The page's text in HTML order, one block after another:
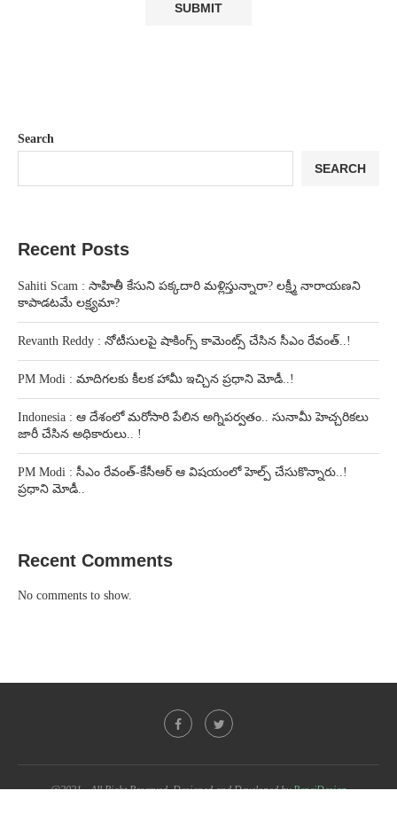
Search
SEARCH
Recent Posts
Sahiti Scam : సాహితీ కేసుని పక్కదారి మళ్లిస్తున్నారా? లక్ష్మీ నారాయణని
కాపాడటమే లక్ష్యమా?
Revanth Reddy : నోటీసులపై షాకింగ్స్ కామెంట్స్ చేసిన సీఎం రేవంత్..!
PM Modi : మాదిగలకు కీలక హామీ ఇచ్చిన ప్రధాని మోడీ..!
Indonesia : ఆ దేశంలో మరోసారి పేలిన అగ్నిపర్వతం.. సునామీ హెచ్చరికలు
జారీ చేసిన అధికారులు.. !
PM Modi : సీఎం రేవంత్-కేసీఆర్ ఆ విషయంలో హెల్ప్ చేసుకొన్నారు..!
ప్రధాని మోడీ..
Recent Comments
No comments to show.
@2021 - All Right Reserved. Designed and Developed byPenciDesign